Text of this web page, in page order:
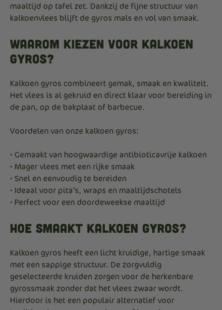
maaltijd op tafel zet. Dankzij de fijne structuur van
kalkoenvlees blijft de gyros mals en vol van smaak.
Waarom kiezen voor kalkoen
gyros?
Kalkoen gyros combineert gemak, smaak en kwaliteit.
Het vlees is al gekruid en direct klaar voor bereiding in
de pan, op de bakplaat of barbecue.
Voordelen van onze kalkoen gyros:
• Gemaakt van hoogwaardige antibioticavrije kalkoen
• Mager vlees met een rijke smaak
• Snel en eenvoudig te bereiden
• Ideaal voor pita’s, wraps en maaltijdschotels
• Perfect voor een doordeweekse maaltijd
Hoe smaakt kalkoen gyros?
Kalkoen gyros heeft een licht kruidige, hartige smaak
met een sappige structuur. De zorgvuldig
geselecteerde kruiden zorgen voor de herkenbare
gyrossmaak zonder dat het vlees zwaar wordt.
Hierdoor is het een populair alternatief voor